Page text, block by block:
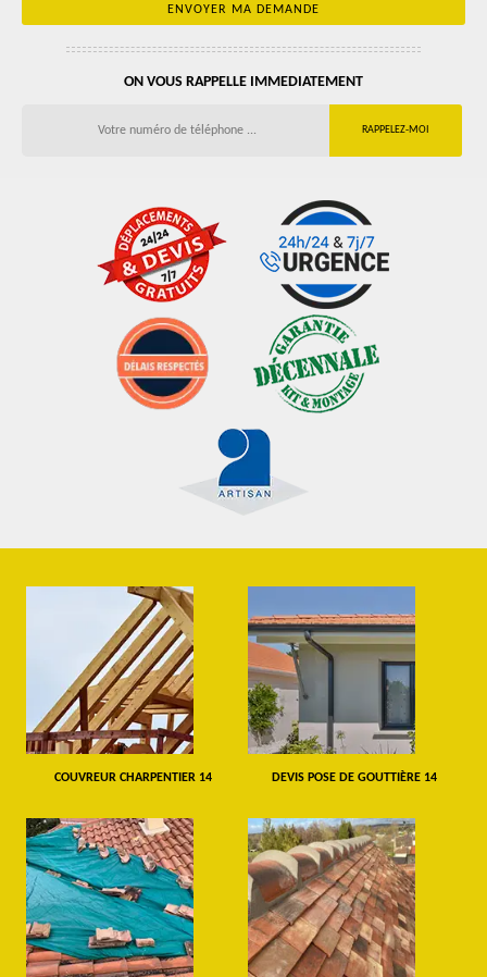
ON VOUS RAPPELLE IMMEDIATEMENT
COUVREUR CHARPENTIER 14 DEVIS POSE DE GOUTTIÈRE 14